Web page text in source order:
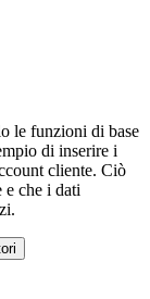
le funzioni di base
di inserire i
cliente. Ciò
e che i dati